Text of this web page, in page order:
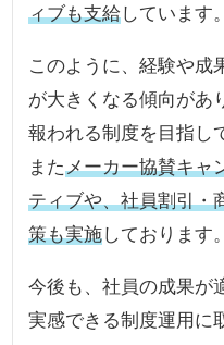
ィブも支給しています。
このように、経験や成
が大きくなる傾向があ
報われる制度を目指し
またメーカー協賛キャ
ティブや、社員割引・
策も実施しております。
今後も、社員の成果が
実感できる制度運用に